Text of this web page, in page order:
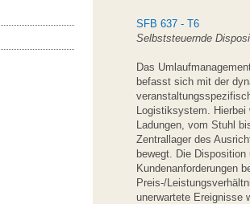
SFB 637 - T6
Selbststeuernde
Das
befasst sich mit der
Logistiksystem. Hierbei
Ladungen, vom Stuhl
Zentrallager des
bewegt. Die
Kundenanforderungen
Preis-/
unerwartete Ereignisse